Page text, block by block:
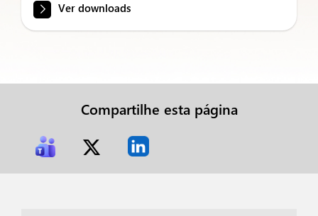
Ver downloads
Compartilhe esta página